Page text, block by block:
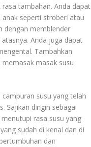
tambahan. Anda dapat
seperti stroberi atau
dengan memblender
Anda juga dapat
Tambahkan
masak susu
susu yang telah
Sajikan dingin sebagai
rasa susu yang
sudah di kenal dan di
dan